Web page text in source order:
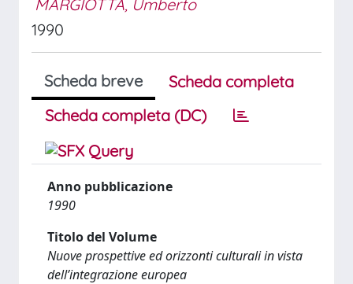
MARGIOTTA, Umberto
1990
Scheda breve
Scheda completa
Scheda completa (DC)
Anno pubblicazione
1990
Titolo del Volume
Nuove prospettive ed orizzonti culturali in vista
dell’integrazione europea